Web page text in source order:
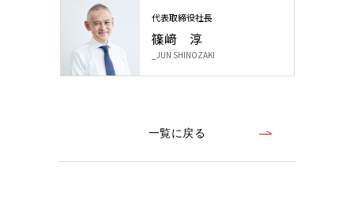
代表取締役社長
篠﨑 淳
_JUN SHINOZAKI
一覧に戻る